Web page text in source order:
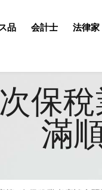
品 会計士 法律家
保
滿